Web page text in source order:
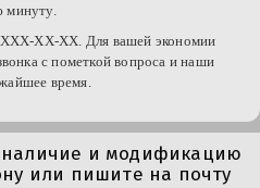
минуту.
XX-XX. Для вашей экономии
с пометкой вопроса и наши
время.
наличие и модификацию
или пишите на почту